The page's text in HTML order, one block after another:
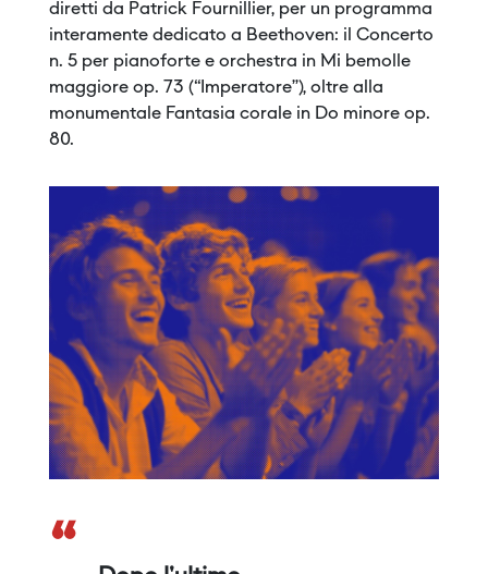
diretti da Patrick Fournillier, per un programma
interamente dedicato a Beethoven: il Concerto
n. 5 per pianoforte e orchestra in Mi bemolle
maggiore op. 73 (“Imperatore”), oltre alla
monumentale Fantasia corale in Do minore op.
80.
“